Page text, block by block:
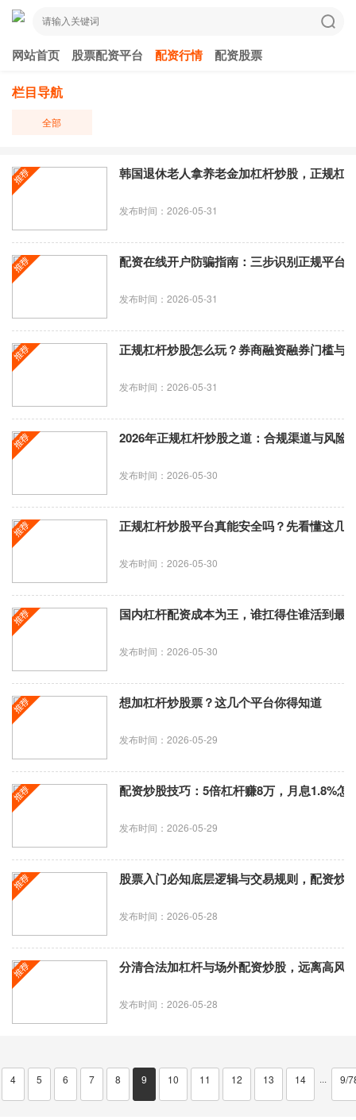
网站首页 股票配资平台 配资行情 配资股票
栏目导航
全部
韩国退休老人拿养老金加杠杆炒股，正规杠
发布时间：2026-05-31
配资在线开户防骗指南：三步识别正规平台
发布时间：2026-05-31
正规杠杆炒股怎么玩？券商融资融券门槛与
发布时间：2026-05-31
2026年正规杠杆炒股之道：合规渠道与风险
发布时间：2026-05-30
正规杠杆炒股平台真能安全吗？先看懂这几
发布时间：2026-05-30
国内杠杆配资成本为王，谁扛得住谁活到最
发布时间：2026-05-30
想加杠杆炒股票？这几个平台你得知道
发布时间：2026-05-29
配资炒股技巧：5倍杠杆赚8万，月息1.8%怎
发布时间：2026-05-29
股票入门必知底层逻辑与交易规则，配资炒
发布时间：2026-05-28
分清合法加杠杆与场外配资炒股，远离高风
发布时间：2026-05-28
4 5 6 7 8 9 10 11 12 13 14 ··· 9/